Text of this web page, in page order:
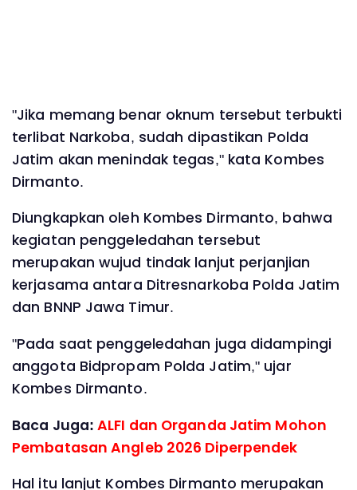
"Jika memang benar oknum tersebut terbukti
terlibat Narkoba, sudah dipastikan Polda
Jatim akan menindak tegas," kata Kombes
Dirmanto.
Diungkapkan oleh Kombes Dirmanto, bahwa
kegiatan penggeledahan tersebut
merupakan wujud tindak lanjut perjanjian
kerjasama antara Ditresnarkoba Polda Jatim
dan BNNP Jawa Timur.
"Pada saat penggeledahan juga didampingi
anggota Bidpropam Polda Jatim," ujar
Kombes Dirmanto.
Baca Juga:ALFI dan Organda Jatim Mohon
Pembatasan Angleb 2026 Diperpendek
Hal itu lanjut Kombes Dirmanto merupakan